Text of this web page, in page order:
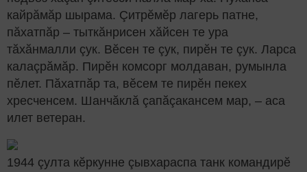
кайрăмăр шырама. Çитрӗмӗр лагерь патне,
пăхатпăр – тыткăнрисен хăйсен те ура
тăхăнмалли çук. Вӗсен те çук, пирӗн те çук. Ларса
калаçрăмăр. Пирӗн комсорг молдаван, румынла
пӗлет. Пăхатпăр та, вӗсем те пирӗн пекех
хресченсем. Шанчăклă çапăçакансем мар, – аса
илет ветеран.
1944 çулта кӗркунне çывхараспа танк командирӗ